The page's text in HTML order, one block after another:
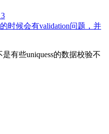
时候会有validation问题，并
有些uniquess的数据校验不